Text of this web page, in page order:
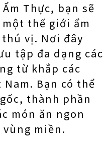
Thực, bạn sẽ
thế giới ẩm
vị. Nơi đây
tập đa dạng các
từ khắp các
Bạn có thể
thành phần
món ăn ngon
miền.